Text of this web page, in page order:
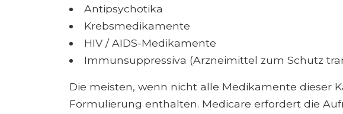
Antipsychotika
Krebsmedikamente
HIV / AIDS-Medikamente
Immunsuppressiva (Arzneimittel zum Schutz
Die meisten, wenn nicht alle Medikamente dieser
Formulierung enthalten. Medicare erfordert die